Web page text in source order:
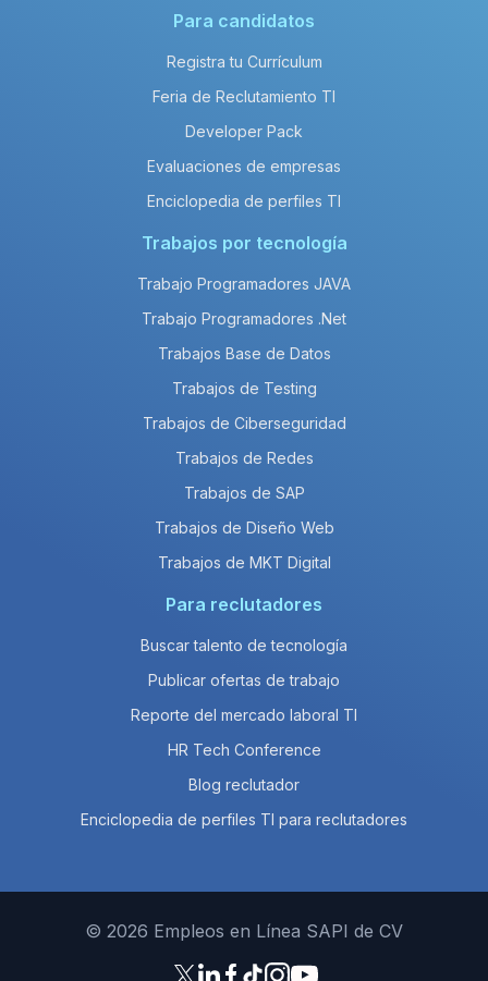
Para candidatos
Registra tu Currículum
Feria de Reclutamiento TI
Developer Pack
Evaluaciones de empresas
Enciclopedia de perfiles TI
Trabajos por tecnología
Trabajo Programadores JAVA
Trabajo Programadores .Net
Trabajos Base de Datos
Trabajos de Testing
Trabajos de Ciberseguridad
Trabajos de Redes
Trabajos de SAP
Trabajos de Diseño Web
Trabajos de MKT Digital
Para reclutadores
Buscar talento de tecnología
Publicar ofertas de trabajo
Reporte del mercado laboral TI
HR Tech Conference
Blog reclutador
Enciclopedia de perfiles TI para reclutadores
© 2026 Empleos en Línea SAPI de CV